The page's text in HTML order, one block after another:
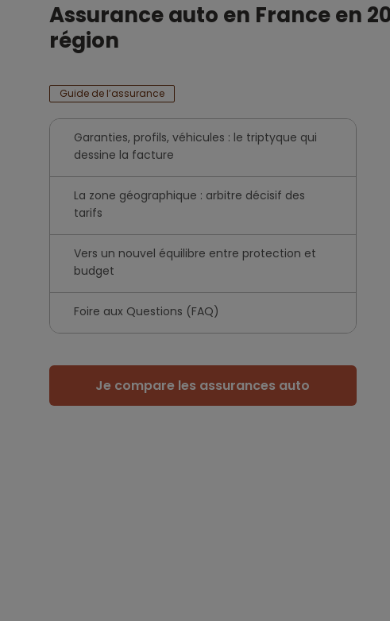
Assurance auto en France en
région
Guide de l’assurance
Garanties, profils, véhicules : le triptyque qui
dessine la facture
La zone géographique : arbitre décisif des
tarifs
Vers un nouvel équilibre entre protection et
budget
Foire aux Questions (FAQ)
Je compare les assurances auto